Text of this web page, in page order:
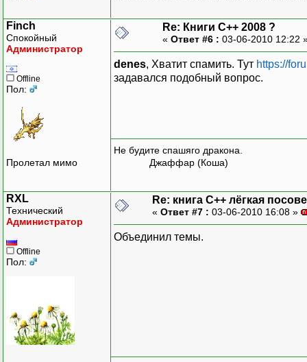
Finch
Спокойный
Администратор
Offline
Пол:
Пролетал мимо
Re: Книги C++ 2008 ?
« Ответ #6 : 03-06-2010 12:22
denes, Хватит спамить. Тут https://
задавался подобный вопрос.
Не будите спашяго дракона.
Джаффар (Коша)
RXL
Технический
Администратор
Offline
Пол:
Re: книга C++ лёгкая
« Ответ #7 : 03-06-2010 16:08 »
Объединил темы.